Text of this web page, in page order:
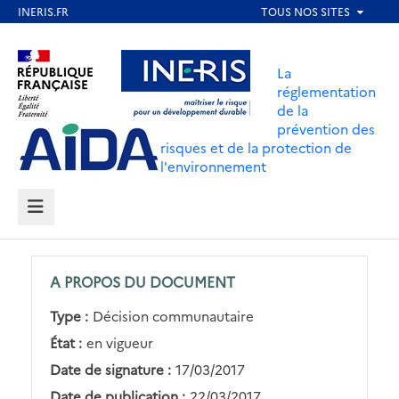
contenu
principal
Aller au contenu Aller au menu
Aller au pied de page
La
réglementation
de la
prévention des
risques et de la protection de
l'environnement
MENU
A PROPOS DU DOCUMENT
Type : Décision communautaire
État : en vigueur
Date de signature : 17/03/2017